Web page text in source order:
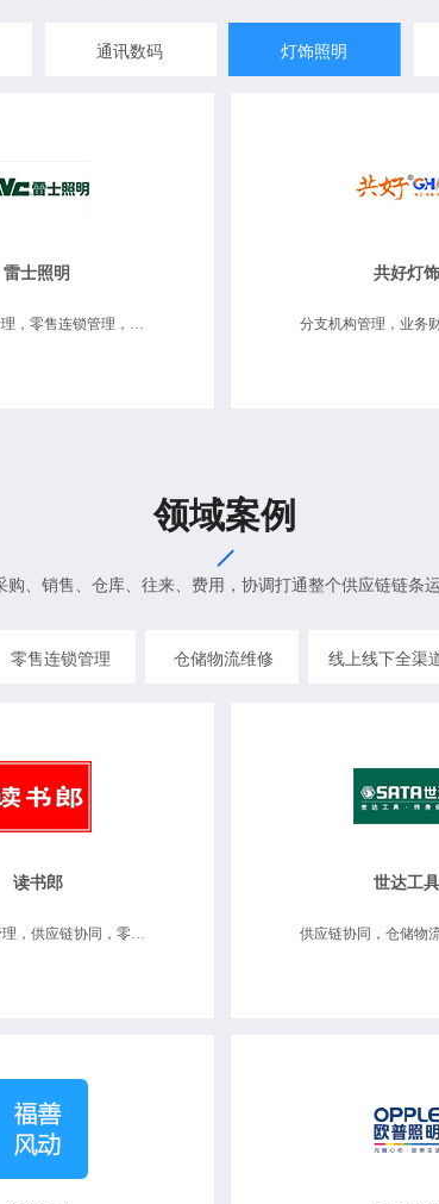
通讯数码 灯饰照明
雷士照明 共好灯饰
领域案例
购、销售、仓库、往来、费用，协调打通整个供应链链条
零售连锁管理 仓储物流维修 线上线下全渠
读书郎 世达工具